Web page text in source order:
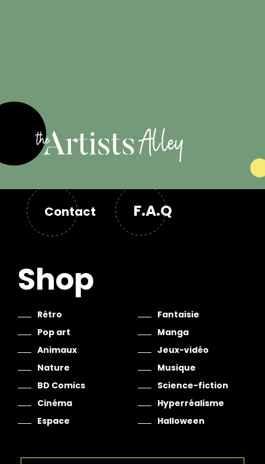
Contact F.A.Q
Shop
Rétro
Pop art
Animaux
Nature
BD Comics
Cinéma
Espace
Fantaisie
Manga
Jeux-vidéo
Musique
Science-fiction
Hyperréalisme
Halloween